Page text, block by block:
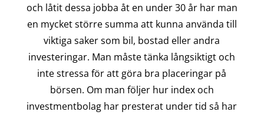
och låtit dessa jobba åt en under 30 år har man
en mycket större summa att kunna använda till
viktiga saker som bil, bostad eller andra
investeringar. Man måste tänka långsiktigt och
inte stressa för att göra bra placeringar på
börsen. Om man följer hur index och
investmentbolag har presterat under tid så har